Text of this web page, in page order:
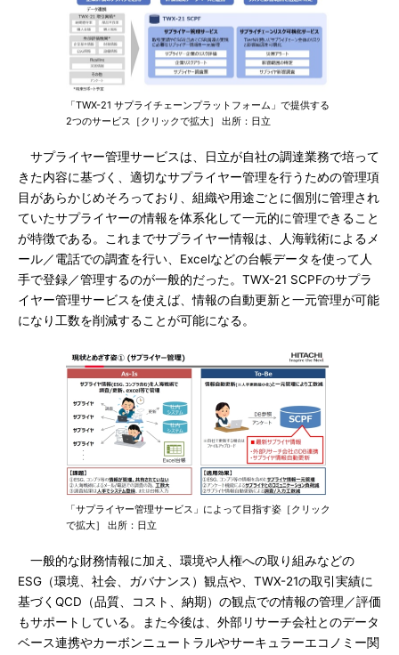
「TWX-21 サプライチェーンプラットフォーム」で提供する
2つのサービス［クリックで拡大］ 出所：日立
サプライヤー管理サービスは、日立が自社の調達業務で培って
きた内容に基づく、適切なサプライヤー管理を行うための管理項
目があらかじめそろっており、組織や用途ごとに個別に管理され
ていたサプライヤーの情報を体系化して一元的に管理できること
が特徴である。これまでサプライヤー情報は、人海戦術によるメ
ール／電話での調査を行い、Excelなどの台帳データを使って人
手で登録／管理するのが一般的だった。TWX-21 SCPFのサプラ
イヤー管理サービスを使えば、情報の自動更新と一元管理が可能
になり工数を削減することが可能になる。
「サプライヤー管理サービス」によって目指す姿［クリック
で拡大］ 出所：日立
一般的な財務情報に加え、環境や人権への取り組みなどの
ESG（環境、社会、ガバナンス）観点や、TWX-21の取引実績に
基づくQCD（品質、コスト、納期）の観点での情報の管理／評価
もサポートしている。また今後は、外部リサーチ会社とのデータ
ベース連携やカーボンニュートラルやサーキュラーエコノミー関